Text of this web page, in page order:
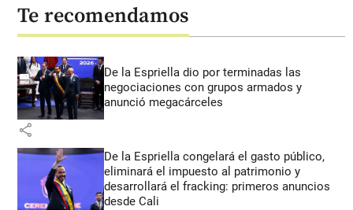
Te recomendamos
De la Espriella dio por terminadas las
negociaciones con grupos armados y
anunció megacárceles
share
De la Espriella congelará el gasto público,
eliminará el impuesto al patrimonio y
desarrollará el fracking: primeros anuncios
desde Cali